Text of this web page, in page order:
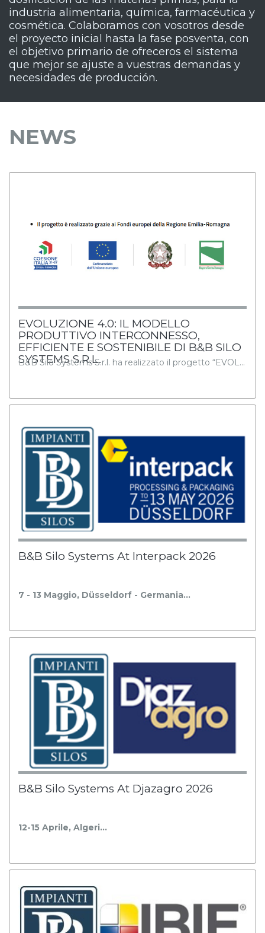
industria alimentaria, química, farmacéutica y
cosmética. Colaboramos con vosotros desde
el proyecto inicial hasta la fase posventa, con
el objetivo primario de ofreceros el sistema
que mejor se ajuste a vuestras demandas y
necesidades de producción.
NEWS
EVOLUZIONE 4.0: IL MODELLO
PRODUTTIVO INTERCONNESSO,
EFFICIENTE E SOSTENIBILE DI B&B SILO
SYSTEMS S.R.L.
B&B Silo Systems S.r.l. ha realizzato il progetto “EVOL…
B&B Silo Systems At Interpack 2026
7 - 13 Maggio, Düsseldorf - Germania…
B&B Silo Systems At Djazagro 2026
12-15 Aprile, Algeri…